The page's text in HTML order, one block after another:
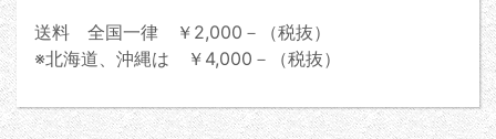
送料 全国一律 ￥2,000－（税抜）
※北海道、沖縄は ￥4,000－（税抜）